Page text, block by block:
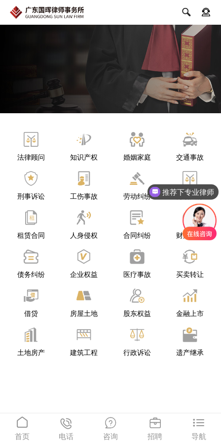
 
法律顾问 知识产权 婚姻家庭 交通事故
刑事诉讼 工伤事故 劳动纠纷 劳动法务
租赁合同 人身侵权 合同纠纷 财产纠纷
债务纠纷 企业权益 医疗事故 买卖转让
借贷 房屋土地 股东权益 金融上市
土地房产 建筑工程 行政诉讼 遗产继承

首页

电话

咨询

招聘

导航
推荐下专业律师